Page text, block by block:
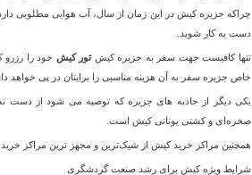
چراکه جزیره کیش در این زمان از سال، آب هوایی مطلوبی دارد
دست به کار شوید
تنها کافیست جهت سفر به جزیره کیشتور کیش خود را رزرو
خاص جزیره سفر به آن هزینه مناسبی را برایتان در پی خواهد
یکی دیگر از جاذبه های جزیره که توصیه می شود از دست
صخره‌ای و کشتی یونانی کیش است
همچنین مراکز خرید کیش از شیک‌ترین و مجهز ترین مراکز خرید
شرایط ویژه كيش برای رشد صنعت گردشگری